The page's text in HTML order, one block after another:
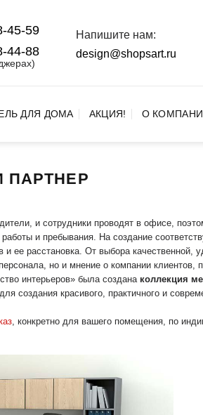
45-59
Напишите нам:
design@shopsart.ru
ДЛЯ ДОМА АКЦИЯ! О
ПАРТНЕР
и сотрудники проводят в офисе,
и пребывания. На создание
ее расстановка. От выбора качественной,
но и мнение о компании
интерьеров» была создана коллекция
создания красивого, практичного и
, конкретно для вашего помещения, по